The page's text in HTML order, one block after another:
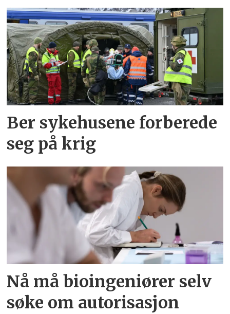
Ber sykehusene forberede
seg på krig
Nå må bioingeniører selv
søke om autorisasjon